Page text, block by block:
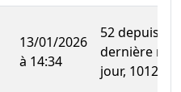
13/01/2026
à 14:34
52 depuis la
dernière
jour, 1012